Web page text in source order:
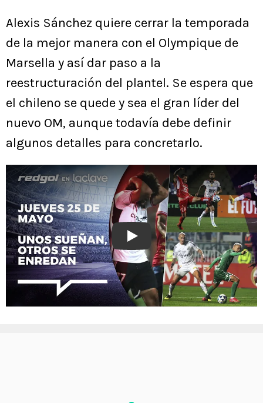
Alexis Sánchez quiere cerrar la temporada
de la mejor manera con el Olympique de
Marsella y así dar paso a la
reestructuración del plantel. Se espera que
el chileno se quede y sea el gran líder del
nuevo OM, aunque todavía debe definir
algunos detalles para concretarlo.
Play